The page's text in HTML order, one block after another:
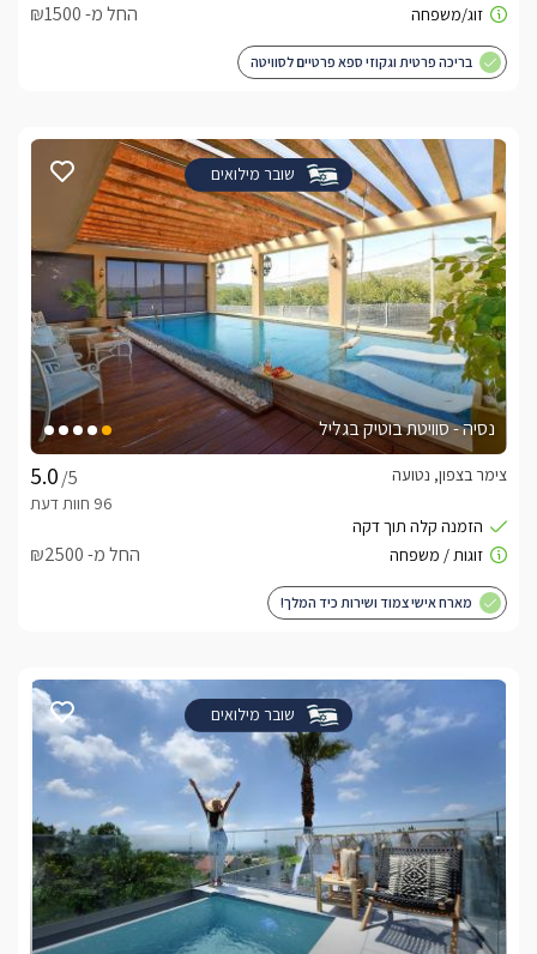
החל מ- ₪1500
בריכה פרטית וגקוזי ספא פרטיים לסוויטה
שובר מילואים
נסיה - סוויטת בוטיק בגליל
/5
צימר בצפון, נטועה
החל מ- ₪2500
מארח אישי צמוד ושירות כיד המלך!
שובר מילואים